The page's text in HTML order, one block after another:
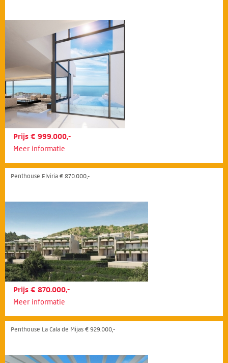
Prijs € 999.000,-
Meer informatie
Penthouse Elviria € 870.000,-
Prijs € 870.000,-
Meer informatie
Penthouse La Cala de Mijas € 929.000,-